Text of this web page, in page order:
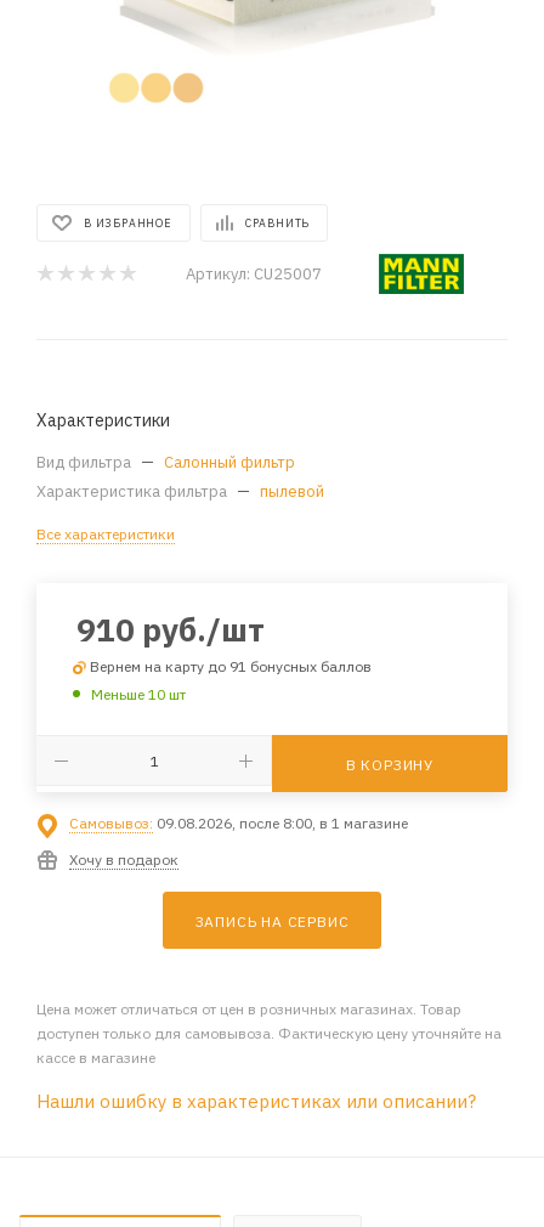
В ИЗБРАННОЕ СРАВНИТЬ
Артикул: CU25007
Характеристики
Вид фильтра — Салонный фильтр
Характеристика фильтра — пылевой
Все характеристики
910 руб./шт
Вернем на карту до 91 бонусных баллов
Меньше 10 шт
В КОРЗИНУ
Самовывоз: 09.08.2026, после 8:00, в 1 магазине
Хочу в подарок
ЗАПИСЬ НА СЕРВИС
Цена может отличаться от цен в розничных магазинах. Товар
доступен только для самовывоза. Фактическую цену уточняйте на
кассе в магазине
Нашли ошибку в характеристиках или описании?